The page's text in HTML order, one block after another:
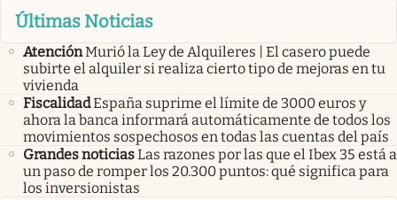
Últimas Noticias
AtenciónMurió la Ley de Alquileres | El casero puede
subirte el alquiler si realiza cierto tipo de mejoras en tu
vivienda
FiscalidadEspaña suprime el límite de 3000 euros y
ahora la banca informará automáticamente de todos los
movimientos sospechosos en todas las cuentas del país
Grandes noticiasLas razones por las que el Ibex 35 está a
un paso de romper los 20.300 puntos: qué significa para
los inversionistas